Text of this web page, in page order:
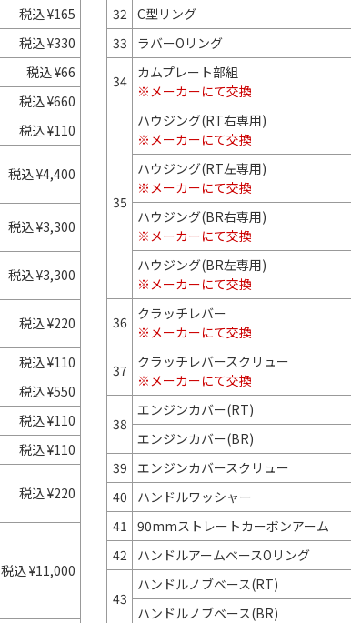
税込 ¥165
税込 ¥330
税込 ¥66
税込 ¥660
税込 ¥110
税込 ¥4,400
税込 ¥3,300
税込 ¥3,300
税込 ¥220
税込 ¥110
税込 ¥550
税込 ¥110
税込 ¥110
税込 ¥220
税込 ¥11,000
32
C型リング
33
ラバーOリング
34
カムプレート部組
※メーカーにて交換
35
ハウジング(RT右専用)
※メーカーにて交換
ハウジング(RT左専用)
※メーカーにて交換
ハウジング(BR右専用)
※メーカーにて交換
ハウジング(BR左専用)
※メーカーにて交換
36
クラッチレバー
※メーカーにて交換
37
クラッチレバースクリュー
※メーカーにて交換
38
エンジンカバー(RT)
エンジンカバー(BR)
39
エンジンカバースクリュー
40
ハンドルワッシャー
41
90mmストレートカーボンアーム
42
ハンドルアームベースOリング
43
ハンドルノブベース(RT)
ハンドルノブベース(BR)